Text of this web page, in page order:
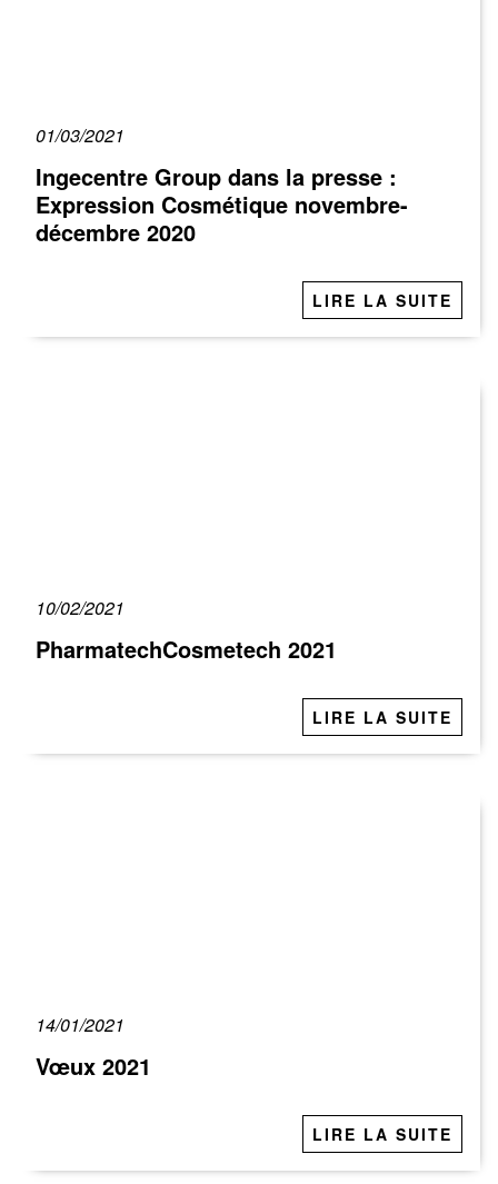
01/03/2021
Ingecentre Group dans la presse :
Expression Cosmétique novembre-
décembre 2020
LIRE LA SUITE
10/02/2021
PharmatechCosmetech 2021
LIRE LA SUITE
14/01/2021
Vœux 2021
LIRE LA SUITE